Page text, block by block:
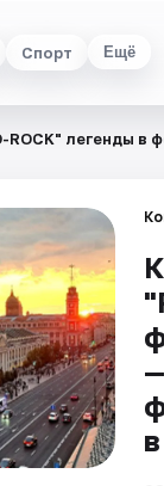
Спорт Ещё
легенды